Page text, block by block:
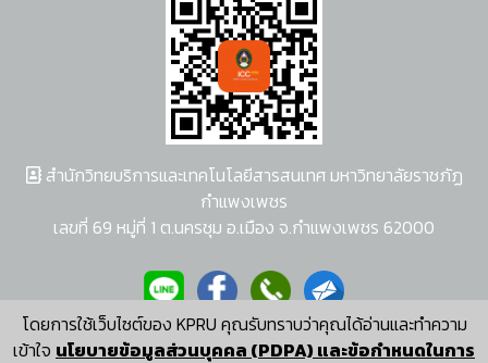
โดยการใช้เว็บไซต์ของ KPRU คุณรับทราบว่าคุณได้อ่านและทำความ
เข้าใจ นโยบายข้อมูลส่วนบุคคล (PDPA) และข้อกำหนดในการ
สำนักวิทยบริการและเทคโนโลยีสารสนเทศ มหาวิทยาลัยราชภัฏ
กำแพงเพชร
เลขที่ 69 หมู่ที่ 1 ต.นครชุม อ.เมือง จ.กำแพงเพชร 62000
ผู้พัฒนาระบบ อนุชา พวงผกา